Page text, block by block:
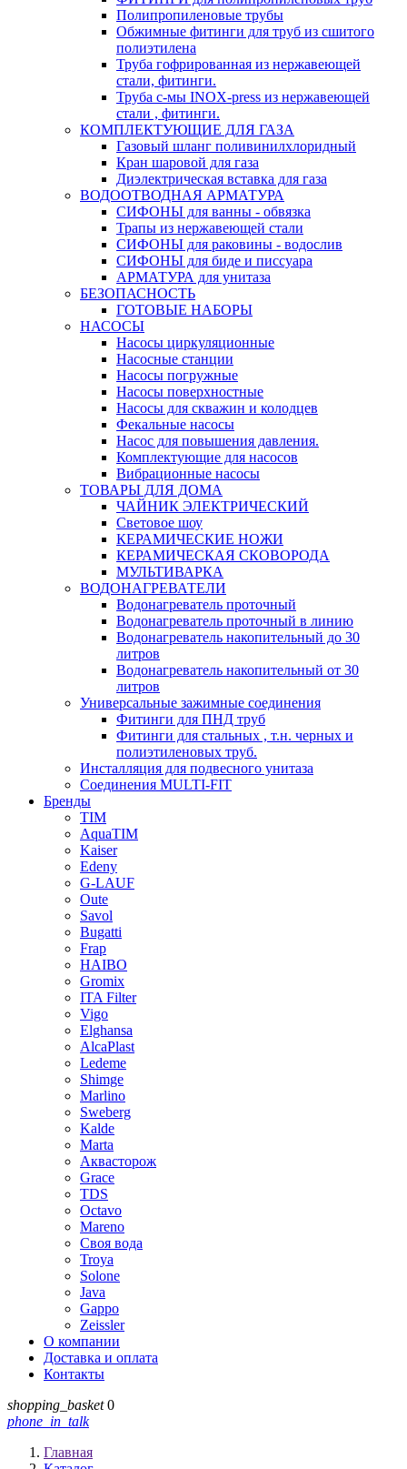
Полипропиленовые трубы
Обжимные фитинги для труб из сшитого
полиэтилена
Труба гофрированная из нержавеющей
стали, фитинги.
Труба с-мы INOX-press из нержавеющей
стали , фитинги.
КОМПЛЕКТУЮЩИЕ ДЛЯ ГАЗА
Газовый шланг поливинилхлоридный
Кран шаровой для газа
Диэлектрическая вставка для газа
ВОДООТВОДНАЯ АРМАТУРА
СИФОНЫ для ванны - обвязка
Трапы из нержавеющей стали
СИФОНЫ для раковины - водослив
СИФОНЫ для биде и писсуара
АРМАТУРА для унитаза
БЕЗОПАСНОСТЬ
ГОТОВЫЕ НАБОРЫ
НАСОСЫ
Насосы циркуляционные
Насосные станции
Насосы погружные
Насосы поверхностные
Насосы для скважин и колодцев
Фекальные насосы
Насос для повышения давления.
Комплектующие для насосов
Вибрационные насосы
ТОВАРЫ ДЛЯ ДОМА
ЧАЙНИК ЭЛЕКТРИЧЕСКИЙ
Световое шоу
КЕРАМИЧЕСКИЕ НОЖИ
КЕРАМИЧЕСКАЯ СКОВОРОДА
МУЛЬТИВАРКА
ВОДОНАГРЕВАТЕЛИ
Водонагреватель проточный
Водонагреватель проточный в линию
Водонагреватель накопительный до 30
литров
Водонагреватель накопительный от 30
литров
Универсальные зажимные соединения
Фитинги для ПНД труб
Фитинги для стальных , т.н. черных и
полиэтиленовых труб.
Инсталляция для подвесного унитаза
Соединения MULTI-FIT
Бренды
TIM
AquaTIM
Kaiser
Edeny
G-LAUF
Oute
Savol
Bugatti
Frap
HAIBO
Gromix
ITA Filter
Vigo
Elghansa
AlcaPlast
Ledeme
Shimge
Marlino
Sweberg
Kalde
Marta
Аквасторож
Grace
TDS
Octavo
Mareno
Своя вода
Troya
Solone
Java
Gappo
Zeissler
О компании
Доставка и оплата
Контакты
shopping_basket 0
phone_in_talk
Главная